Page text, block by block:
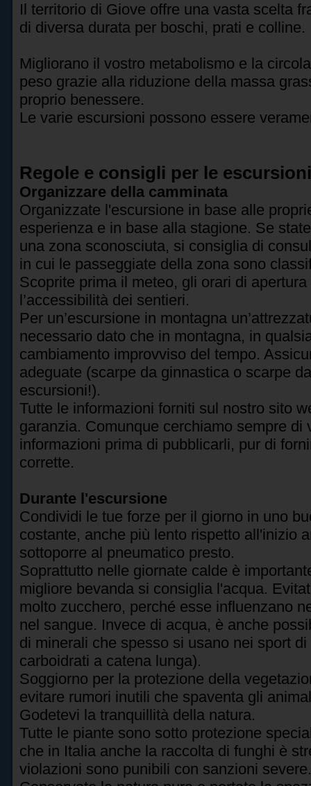
Il territorio di Giove offre una vasta scelta
di diversa durata per boschi, prati e colline.
Migliorano il vostro metabolismo e la
peso grazie alla riduzione della massa
proprio benessere.
Le varie escursioni possono essere
Regole e consigli per le escursioni
Organizzare della camminata
Organizzate l'escursione in base alle
esperienza e in base alla stagione. Se
una zona sconosciuta, si consiglia di
in cui le passeggiate della zona sono
Scoprite prima il meteo, gli orari di
l’accessibilità dei sentieri.
Per un’escursione in montagna
necessario dato che in montagna, in
cambiamento improvviso del tempo.
adeguate (scarpe da ginnastica o scarpe
escursioni!).
Tutte le informazioni forniti sul nostro sito
garanzia. Comunque cerchiamo sempre di
informazioni prima di pubblicarli, pur di
corrette.
Durante l'escursione
Condividi le tue forze per il giorno in uno
costante, anche più lento rispetto all'inizio
sottoporre al pneumatico presto.
Soprattutto nelle giornate calde è
migliore bevanda si consiglia l'acqua.
molto zucchero, perché esse influenzano
nel sangue. Invece di acqua, è anche
di minerali che spesso si usano nei sport
carboidrati a catena lunga).
Soggiorno per la protezione della
evitare rumori inutili che spaventa gli
Godetevi la tranquillità della natura.
Tutte le piante sono sotto protezione
che in Italia anche la raccolta di funghi è
violazioni sono punibili con sanzioni severe.